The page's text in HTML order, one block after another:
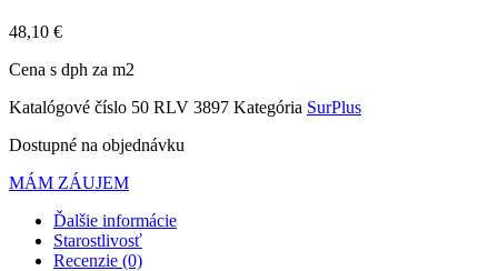
48,10 €
Cena s dph za m2
Katalógové číslo 50 RLV 3897 Kategória SurPlus
Dostupné na objednávku
MÁM ZÁUJEM
Ďalšie informácie
Starostlivosť
Recenzie (0)